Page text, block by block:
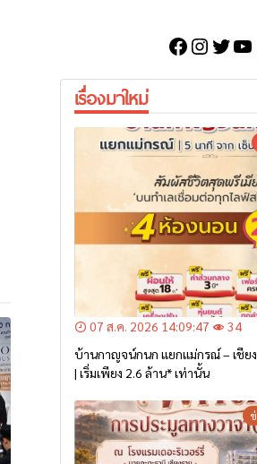
Facebook
เรื่องมาใหม่
07 ส.ค. 2026 14:09:47
34
บ้านกาญจน์กนก แยกแม่กรณ์ – เชีย
| เริ่มเพียง 2.6 ล้าน* เท่านั้น